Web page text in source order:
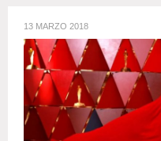
13 MARZO 2018